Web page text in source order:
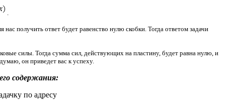
.
получить ответ будет равенство нулю скобки. Тогда ответом задачи
силы. Тогда сумма сил, действующих на пластину, будет равна нулю, и
он приведет вас к успеху.
содержания:
по адресу